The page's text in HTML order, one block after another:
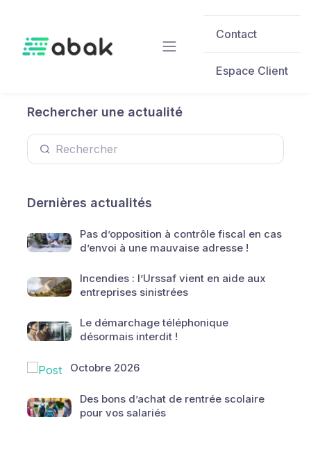
Contact
Espace Client
Rechercher une actualité
Dernières actualités
Pas d’opposition à contrôle fiscal en cas
d’envoi à une mauvaise adresse !
Incendies : l’Urssaf vient en aide aux
entreprises sinistrées
Le démarchage téléphonique
désormais interdit !
Octobre 2026
Des bons d’achat de rentrée scolaire
pour vos salariés